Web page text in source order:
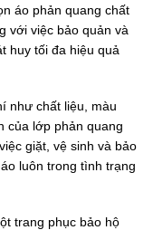
áo phản quang chất
với việc bảo quản và
huy tối đa hiệu quả
như chất liệu, màu
của lớp phản quang
giặt, vệ sinh và bảo
luôn trong tình trạng
trang phục bảo hộ